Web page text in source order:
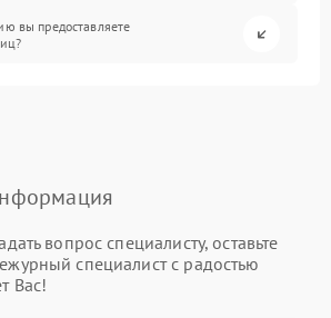
вы предоставляете
вопрос специалисту, оставьте
специалист с радостью
Вас!